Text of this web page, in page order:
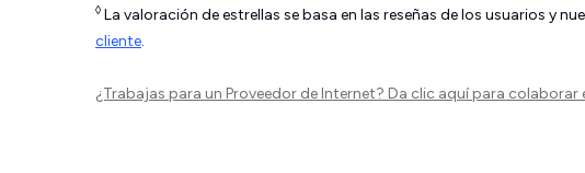
◊ La valoración de estrellas se basa en las reseñas de los usuarios y
cliente.
¿Trabajas para un Proveedor de Internet? Da clic aquípara colaborar